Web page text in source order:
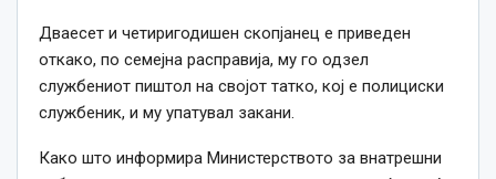
Дваесет и четиригодишен скопјанец е приведен
откако, по семејна расправија, му го одзел
службениот пиштол на својот татко, кој е полициски
службеник, и му упатувал закани.
Како што информира Министерството за внатрешни